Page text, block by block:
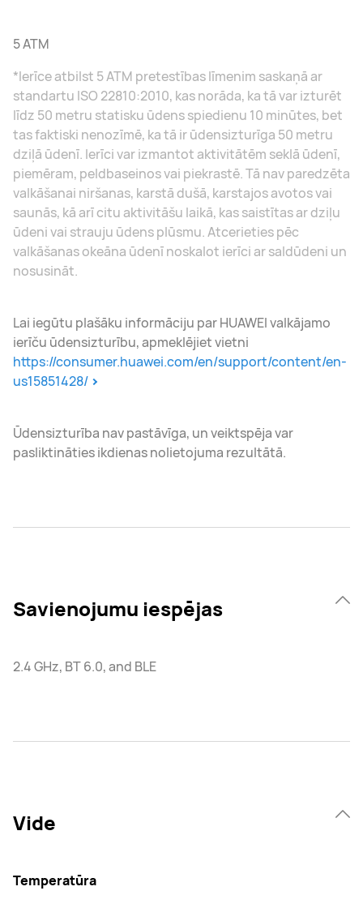
5 ATM
*Ierīce atbilst 5 ATM pretestības līmenim saskaņā ar
standartu ISO 22810:2010, kas norāda, ka tā var izturēt
līdz 50 metru statisku ūdens spiedienu 10 minūtes, bet
tas faktiski nenozīmē, ka tā ir ūdensizturīga 50 metru
dziļā ūdenī. Ierīci var izmantot aktivitātēm seklā ūdenī,
piemēram, peldbaseinos vai piekrastē. Tā nav paredzēta
valkāšanai niršanas, karstā dušā, karstajos avotos vai
saunās, kā arī citu aktivitāšu laikā, kas saistītas ar dziļu
ūdeni vai strauju ūdens plūsmu. Atcerieties pēc
valkāšanas okeāna ūdenī noskalot ierīci ar saldūdeni un
nosusināt.
Lai iegūtu plašāku informāciju par HUAWEI valkājamo
ierīču ūdensizturību, apmeklējiet vietni
https://consumer.huawei.com/en/support/content/en-
us15851428/
Ūdensizturība nav pastāvīga, un veiktspēja var
pasliktināties ikdienas nolietojuma rezultātā.
Savienojumu iespējas
2.4 GHz, BT 6.0, and BLE
Vide
Temperatūra